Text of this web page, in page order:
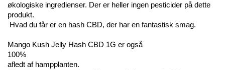
økologiske ingredienser. Der er heller ingen pesticider på dette
produkt.
Hvad du får er en hash CBD, der har en fantastisk smag.
Mango Kush Jelly Hash CBD 1G er også
100%
afledt af hampplanten.